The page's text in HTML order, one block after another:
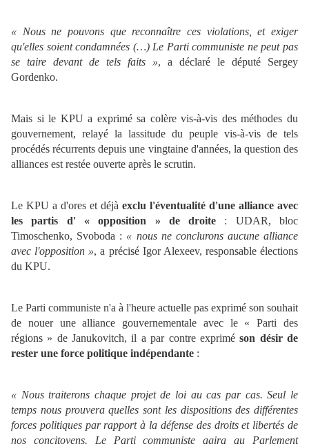
« Nous ne pouvons que reconnaître ces violations, et exiger
qu'elles soient condamnées (…) Le Parti communiste ne peut pas
se taire devant de tels faits », a déclaré le député Sergey
Gordenko.
Mais si le KPU a exprimé sa colère vis-à-vis des méthodes du
gouvernement, relayé la lassitude du peuple vis-à-vis de tels
procédés récurrents depuis une vingtaine d'années, la question des
alliances est restée ouverte après le scrutin.
Le KPU a d'ores et déjà exclu l'éventualité d'une alliance avec
les partis d' « opposition » de droite : UDAR, bloc
Timoschenko, Svoboda : « nous ne conclurons aucune alliance
avec l'opposition », a précisé Igor Alexeev, responsable élections
du KPU.
Le Parti communiste n'a à l'heure actuelle pas exprimé son souhait
de nouer une alliance gouvernementale avec le « Parti des
régions » de Janukovitch, il a par contre expriméson désir de
rester une force politique indépendante :
« Nous traiterons chaque projet de loi au cas par cas. Seul le
temps nous prouvera quelles sont les dispositions des différentes
forces politiques par rapport à la défense des droits et libertés de
nos concitoyens. Le Parti communiste agira au Parlement